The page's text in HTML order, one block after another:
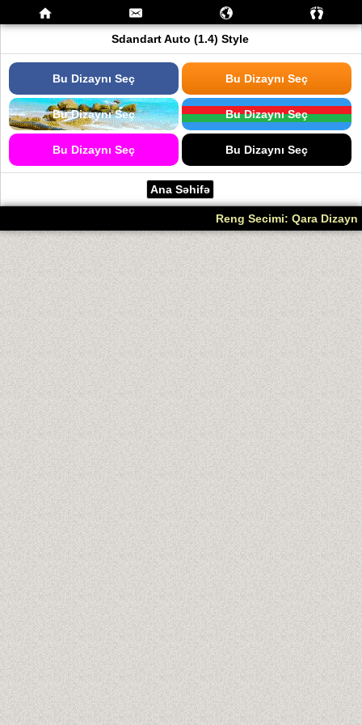
Sdandart Auto (1.4) Style
Bu Dizaynı Seç Bu Dizaynı Seç
Bu Dizaynı Seç Bu Dizaynı Seç
Bu Dizaynı Seç Bu Dizaynı Seç
Ana Səhifə
Reng Secimi: Qara Dizayn